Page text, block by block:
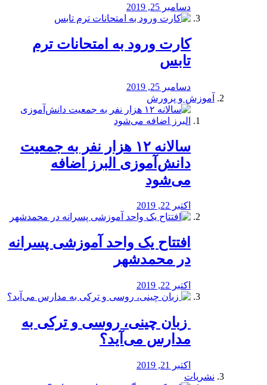
دسامبر 25, 2019
کارت ورود به امتحانات ترم
تابس
دسامبر 25, 2019
آموزش و پرورش
️سالانه ۱۲ هزار نفر به جمعیت
دانش‌آموزی البرز اضافه
می‌شود
اکتبر 22, 2019
افتتاح یک واحد آموزشی پسرانه
در محمدشهر
اکتبر 22, 2019
️ زبان چینی، روسی و ترکی به
مدارس می‌آید؟
اکتبر 21, 2019
نشریات